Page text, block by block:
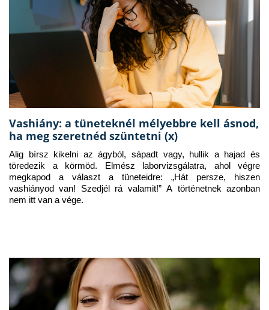
Vashiány: a tüneteknél mélyebbre kell ásnod,
ha meg szeretnéd szüntetni (x)
Alig bírsz kikelni az ágyból, sápadt vagy, hullik a hajad és
töredezik a körmöd. Elmész laborvizsgálatra, ahol végre
megkapod a választ a tüneteidre: „Hát persze, hiszen
vashiányod van! Szedjél rá valamit!” A történetnek azonban
nem itt van a vége.